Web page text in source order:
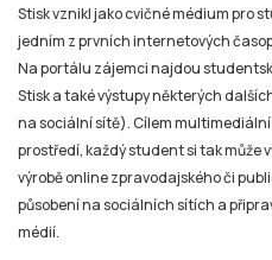
Stisk vznikl jako cvičné médium pro
jedním z prvních internetových
Na portálu zájemci najdou
Stisk a také výstupy některých
na sociální sítě). Cílem
prostředí, každý student si tak může
výrobě online zpravodajského či
působení na sociálních sítích a
médií.